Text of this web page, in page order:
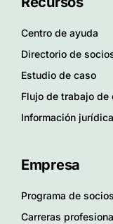
Centro de ayuda
Directorio de
Estudio de caso
Flujo de trabajo de
Información jurídica
Empresa
Programa de socios
Carreras